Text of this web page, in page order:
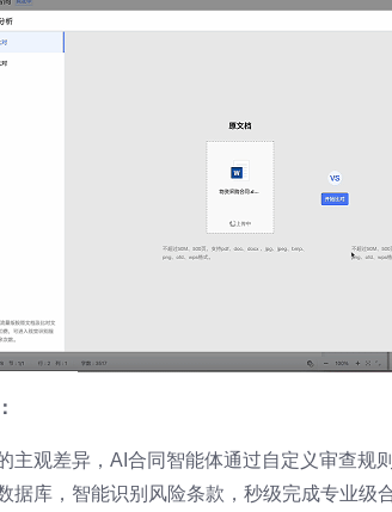
主观差异，AI合同智能体通过自定义审查规
据库，智能识别风险条款，秒级完成专业级